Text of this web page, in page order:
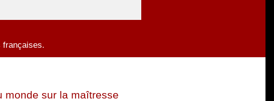
françaises.
monde sur la maîtresse